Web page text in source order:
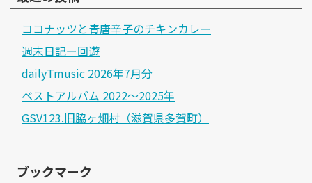
ココナッツと青唐辛子のチキンカレー
週末日記ー回遊
dailyTmusic 2026年7月分
ベストアルバム 2022～2025年
GSV123.旧脇ヶ畑村（滋賀県多賀町）
ブックマーク